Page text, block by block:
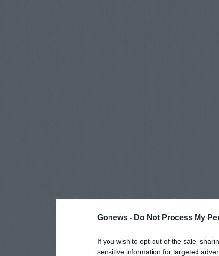
Gonews - Do Not Process My
If you wish to opt-out of the sale,
sensitive information for targeted